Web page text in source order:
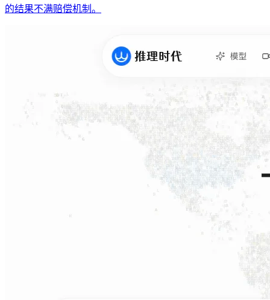
的结果不满赔偿机制。